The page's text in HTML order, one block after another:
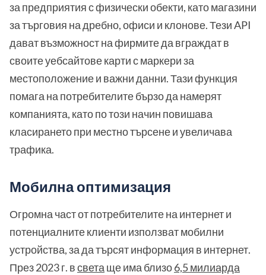
за предприятия с физически обекти, като магазини
за търговия на дребно, офиси и клонове. Тези API
дават възможност на фирмите да вграждат в
своите уебсайтове карти с маркери за
местоположение и важни данни. Тази функция
помага на потребителите бързо да намерят
компанията, като по този начин повишава
класирането при местно търсене и увеличава
трафика.
Мобилна оптимизация
Огромна част от потребителите на интернет и
потенциалните клиенти използват мобилни
устройства, за да търсят информация в интернет.
През 2023 г. всвета ще има близо6,5 милиарда